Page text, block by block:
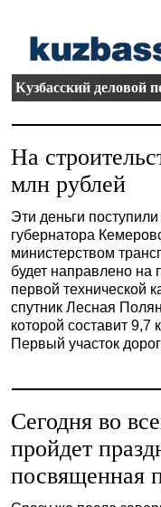
Кузбасский деловой
На
млн рублей
Эти деньги
губернатора
министерством
будет направлено на
первой технической
спутник Лесная
которой составит 9,7
Первый участок
Сегодня во
пройдет
посвященная